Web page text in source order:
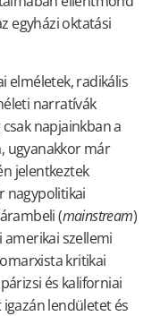
egyházi oktatási
elméletek, radikális
narratívák
napjainkban a
ugyanakkor már
jelentkeztek
nagypolitikai
(mainstream)
amerikai szellemi
kritikai
és kaliforniai
lendületet és